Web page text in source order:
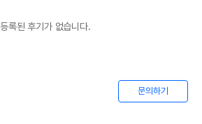
등록된 후기가 없습니다.
문의하기